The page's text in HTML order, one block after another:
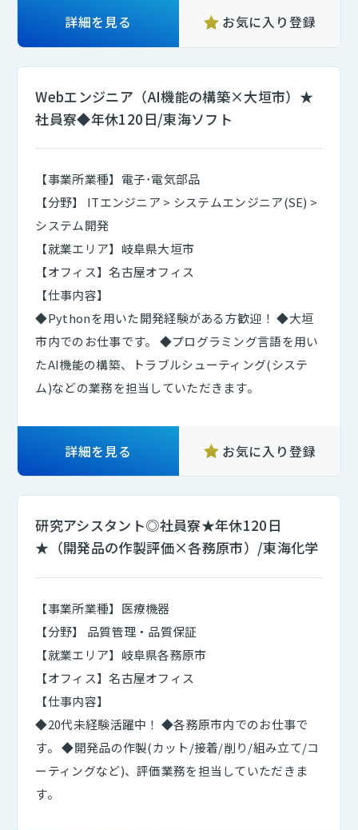
詳細を見る お気に入り登録
Webエンジニア（AI機能の構築×大垣市）★
社員寮◆年休120日/東海ソフト
【事業所業種】電子･電気部品
【分野】 ITエンジニア > システムエンジニア(SE) >
システム開発
【就業エリア】岐阜県大垣市
【オフィス】名古屋オフィス
【仕事内容】
◆Pythonを用いた開発経験がある方歓迎！ ◆大垣
市内でのお仕事です。 ◆プログラミング言語を用い
たAI機能の構築、トラブルシューティング(システ
ム)などの業務を担当していただきます。
詳細を見る お気に入り登録
研究アシスタント◎社員寮★年休120日
★（開発品の作製評価×各務原市）/東海化学
【事業所業種】医療機器
【分野】 品質管理・品質保証
【就業エリア】岐阜県各務原市
【オフィス】名古屋オフィス
【仕事内容】
◆20代未経験活躍中！ ◆各務原市内でのお仕事で
す。 ◆開発品の作製(カット/接着/削り/組み立て/コ
ーティングなど)、評価業務を担当していただきま
す。